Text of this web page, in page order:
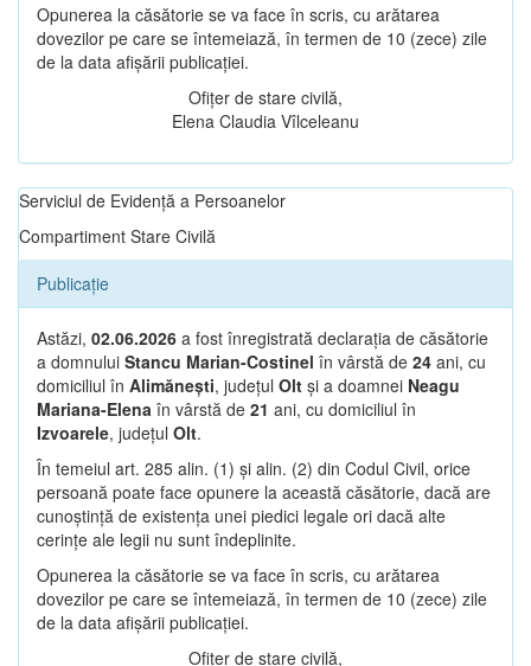
Opunerea la căsătorie se va face în scris, cu arătarea
dovezilor pe care se întemeiază, în termen de 10 (zece) zile
de la data afișării publicației.
Ofițer de stare civilă,
Elena Claudia Vîlceleanu
Serviciul de Evidență a Persoanelor
Compartiment Stare Civilă
Publicație
Astăzi, 02.06.2026 a fost înregistrată declarația de căsătorie
a domnului Stancu Marian-Costinel în vârstă de 24 ani, cu
domiciliul în Alimănești, județul Olt și a doamnei Neagu
Mariana-Elena în vârstă de 21 ani, cu domiciliul în
Izvoarele, județul Olt.
În temeiul art. 285 alin. (1) și alin. (2) din Codul Civil, orice
persoană poate face opunere la această căsătorie, dacă are
cunoștință de existența unei piedici legale ori dacă alte
cerințe ale legii nu sunt îndeplinite.
Opunerea la căsătorie se va face în scris, cu arătarea
dovezilor pe care se întemeiază, în termen de 10 (zece) zile
de la data afișării publicației.
Ofițer de stare civilă,